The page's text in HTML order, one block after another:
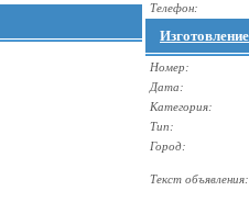
Телефон:
Номер:
Дата:
Категория:
Тип:
Город:
Текст объявления: